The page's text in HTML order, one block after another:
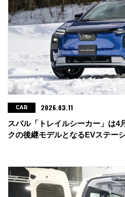
スバル「トレイルシーカー」は4
クの後継モデルとなるEVステー
CAR 2026.03.11